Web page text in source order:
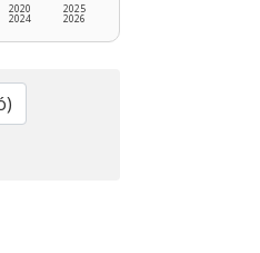
2020
2024
2025
2026